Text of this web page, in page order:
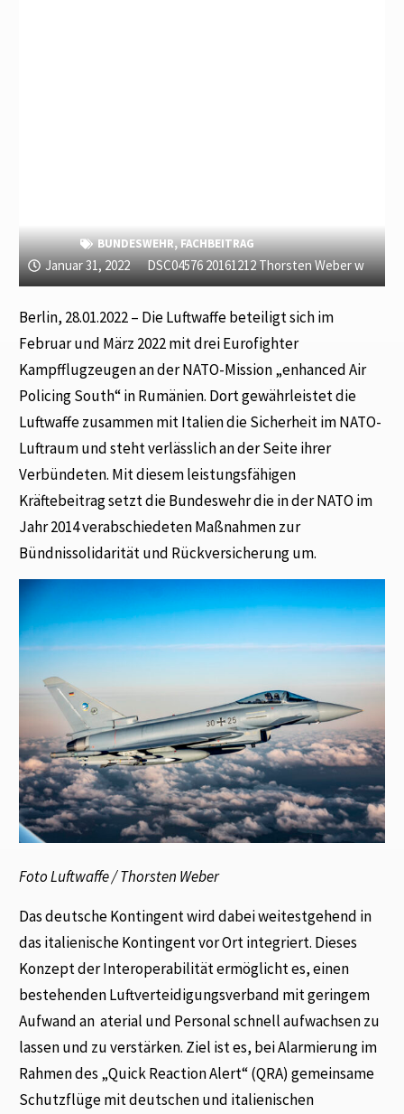
BUNDESWEHR,FACHBEITRAG
Januar 31, 2022 DSC04576 20161212 Thorsten Weber w
Berlin, 28.01.2022 – Die Luftwaffe beteiligt sich im
Februar und März 2022 mit drei Eurofighter
Kampfflugzeugen an der NATO-Mission „enhanced Air
Policing South“ in Rumänien. Dort gewährleistet die
Luftwaffe zusammen mit Italien die Sicherheit im NATO-
Luftraum und steht verlässlich an der Seite ihrer
Verbündeten. Mit diesem leistungsfähigen
Kräftebeitrag setzt die Bundeswehr die in der NATO im
Jahr 2014 verabschiedeten Maßnahmen zur
Bündnissolidarität und Rückversicherung um.
Foto Luftwaffe / Thorsten Weber
Das deutsche Kontingent wird dabei weitestgehend in
das italienische Kontingent vor Ort integriert. Dieses
Konzept der Interoperabilität ermöglicht es, einen
bestehenden Luftverteidigungsverband mit geringem
Aufwand an aterial und Personal schnell aufwachsen zu
lassen und zu verstärken. Ziel ist es, bei Alarmierung im
Rahmen des „Quick Reaction Alert“ (QRA) gemeinsame
Schutzflüge mit deutschen und italienischen